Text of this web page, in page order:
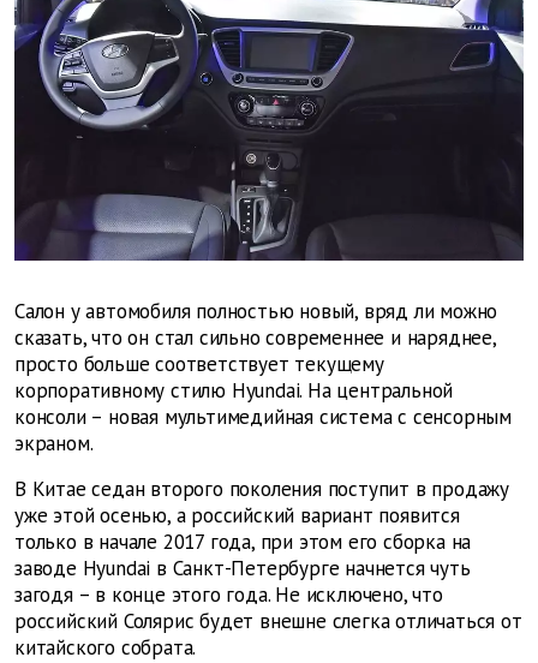
Салон у автомобиля полностью новый, вряд ли можно
сказать, что он стал сильно современнее и наряднее,
просто больше соответствует текущему
корпоративному стилю Hyundai. На центральной
консоли – новая мультимедийная система с сенсорным
экраном.
В Китае седан второго поколения поступит в продажу
уже этой осенью, а российский вариант появится
только в начале 2017 года, при этом его сборка на
заводе Hyundai в Санкт-Петербурге начнется чуть
загодя – в конце этого года. Не исключено, что
российский Солярис будет внешне слегка отличаться от
китайского собрата.